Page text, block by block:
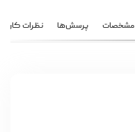
مشخصات پرسش‌ها نظرات